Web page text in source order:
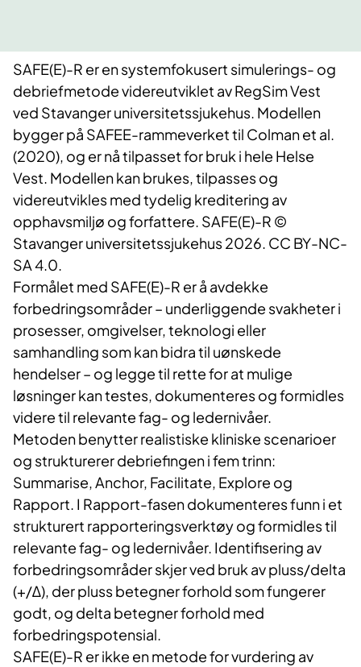
SAFE(E)-R er en systemfokusert simulerings- og
debriefmetode videreutviklet av RegSim Vest
ved Stavanger universitetssjukehus. Modellen
bygger på SAFEE-rammeverket til Colman et al.
(2020), og er nå tilpasset for bruk i hele Helse
Vest. Modellen kan brukes, tilpasses og
videreutvikles med tydelig kreditering av
opphavsmiljø og forfattere. SAFE(E)-R ©
Stavanger universitetssjukehus 2026. CC BY-NC-
SA 4.0.
Formålet med SAFE(E)-R er å avdekke
forbedringsområder – underliggende svakheter i
prosesser, omgivelser, teknologi eller
samhandling som kan bidra til uønskede
hendelser – og legge til rette for at mulige
løsninger kan testes, dokumenteres og formidles
videre til relevante fag- og ledernivåer.
Metoden benytter realistiske kliniske scenarioer
og strukturerer debriefingen i fem trinn:
Summarise, Anchor, Facilitate, Explore og
Rapport. I Rapport-fasen dokumenteres funn i et
strukturert rapporteringsverktøy og formidles til
relevante fag- og ledernivåer. Identifisering av
forbedringsområder skjer ved bruk av pluss/delta
(+/Δ), der pluss betegner forhold som fungerer
godt, og delta betegner forhold med
forbedringspotensial.
SAFE(E)-R er ikke en metode for vurdering av